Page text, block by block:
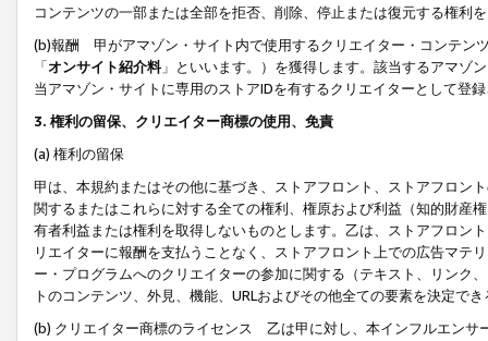
コンテンツの一部または全部を拒否、削除、停止または復元する権利
(b)報酬 甲がアマゾン・サイト内で使用するクリエイター・コンテン
「オンサイト紹介料」といいます。）を獲得します。該当するアマゾ
当アマゾン・サイトに専用のストアIDを有するクリエイターとして登
3. 権利の留保、クリエイター商標の使用、免責
(a) 権利の留保
甲は、本規約またはその他に基づき、ストアフロント、ストアフロン
関するまたはこれらに対する全ての権利、権原および利益（知的財産
有者利益または権利を取得しないものとします。乙は、ストアフロン
リエイターに報酬を支払うことなく、ストアフロント上での広告マテ
ー・プログラムへのクリエイターの参加に関する（テキスト、リンク
トのコンテンツ、外見、機能、URLおよびその他全ての要素を決定で
(b) クリエイター商標のライセンス 乙は甲に対し、本インフルエンサ